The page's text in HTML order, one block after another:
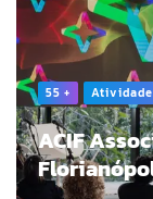
55 +
ACIF